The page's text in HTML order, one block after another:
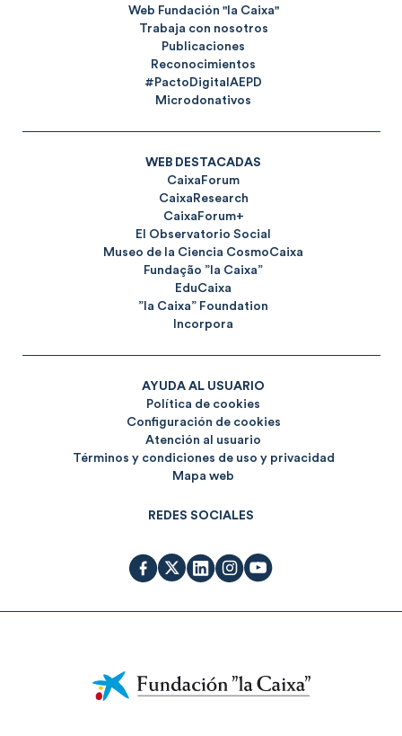
Web Fundación "la Caixa"
Trabaja con nosotros
Publicaciones
Reconocimientos
#PactoDigitalAEPD
Microdonativos
WEB DESTACADAS
CaixaForum
CaixaResearch
CaixaForum+
El Observatorio Social
Museo de la Ciencia CosmoCaixa
Fundação ”la Caixa”
EduCaixa
”la Caixa” Foundation
Incorpora
AYUDA AL USUARIO
Política de cookies
Configuración de cookies
Atención al usuario
Términos y condiciones de uso y privacidad
Mapa web
REDES SOCIALES
Fundación
La